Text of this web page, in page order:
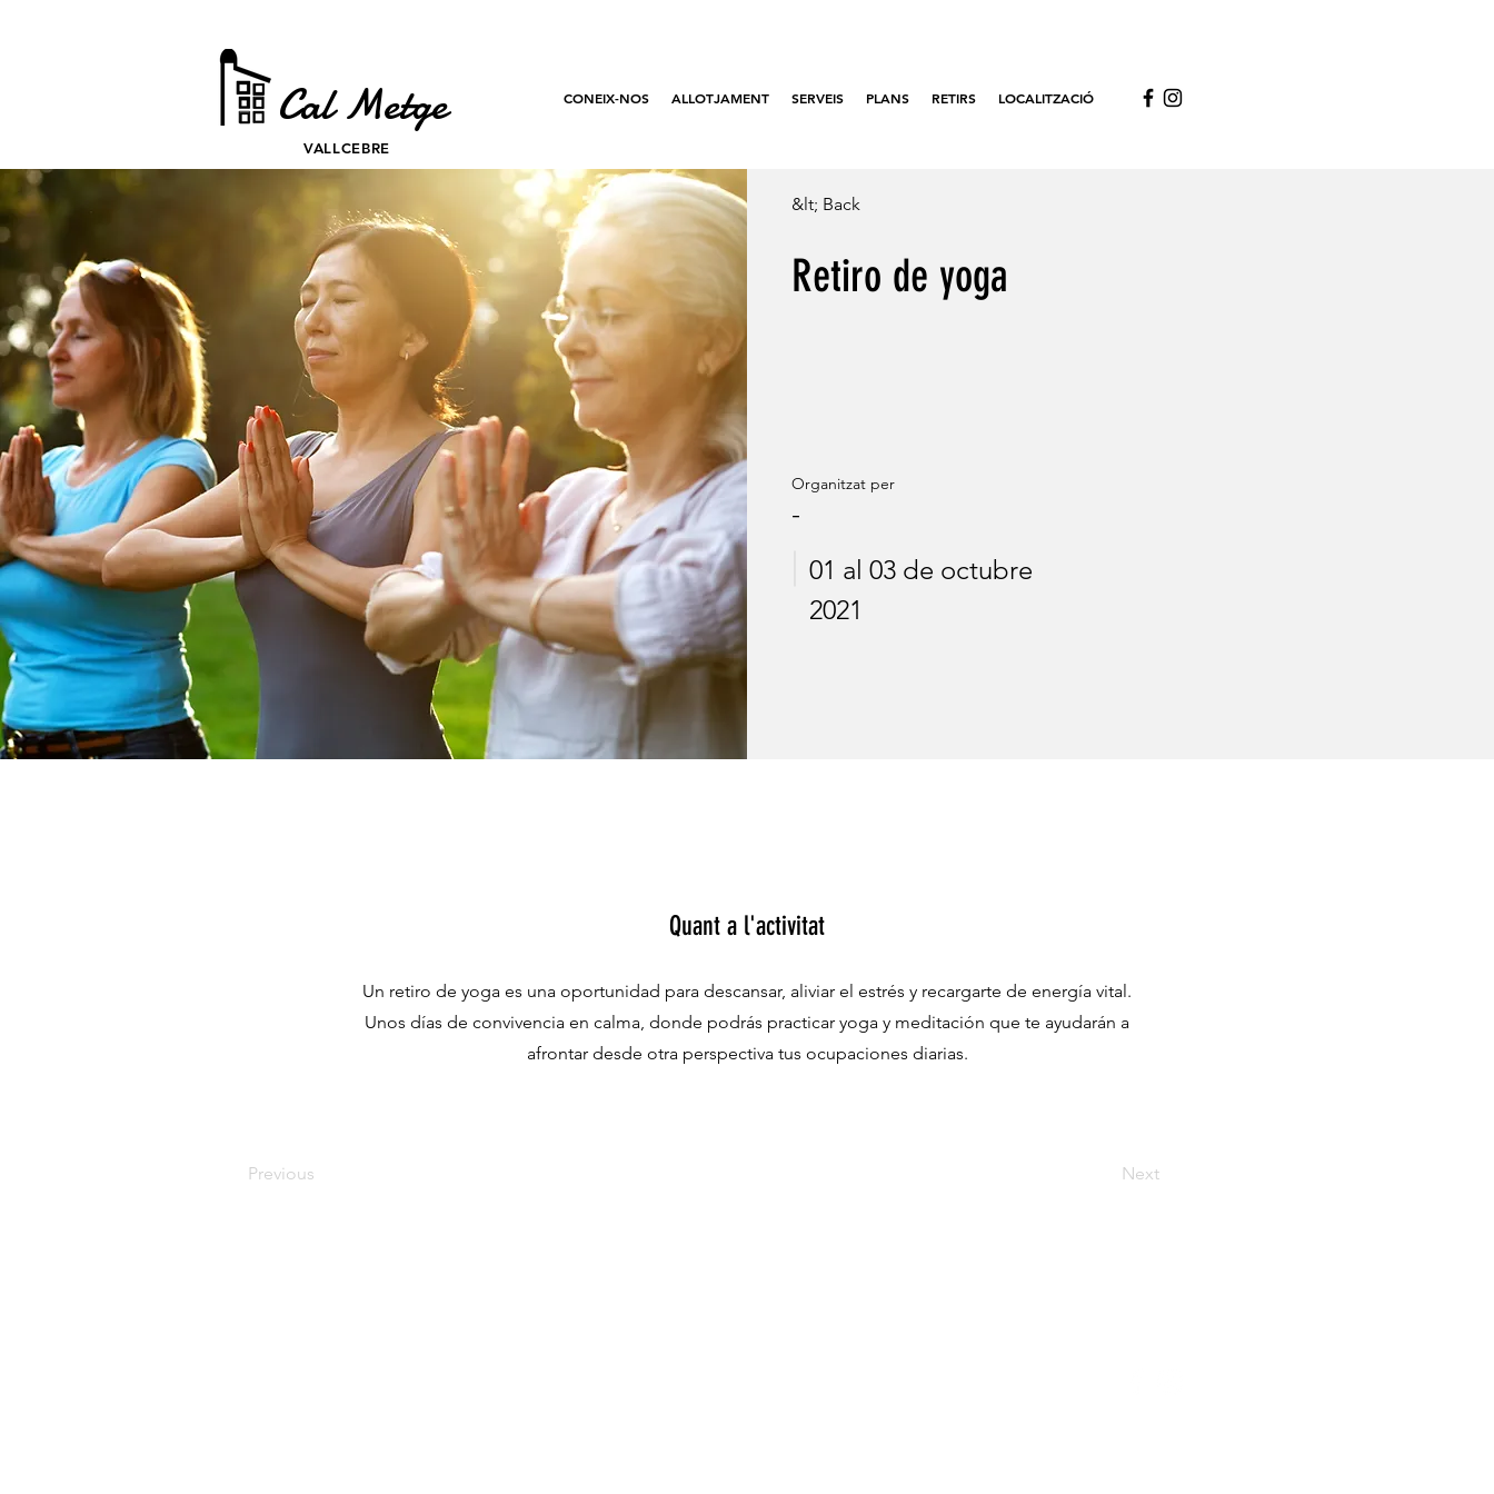
Cal Metge CONEIX-NOS ALLOTJAMENT SERVEIS PLANS RETIRS LOCALITZACIÓ
VALLCEBRE
&lt; Back
Retiro de yoga
-
Organitzat per
01 al 03 de octubre
2021
Quant a l'activitat
Un retiro de yoga es una oportunidad para descansar, aliviar el estrés y recargarte de energía vital.
Unos días de convivencia en calma, donde podrás practicar yoga y meditación que te ayudarán a
afrontar desde otra perspectiva tus ocupaciones diarias.
Previous Next